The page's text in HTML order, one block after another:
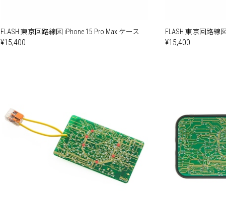
FLASH 東京回路線図 iPhone 15 Pro Max ケース
¥15,400
FLASH 東京回路線
¥15,400